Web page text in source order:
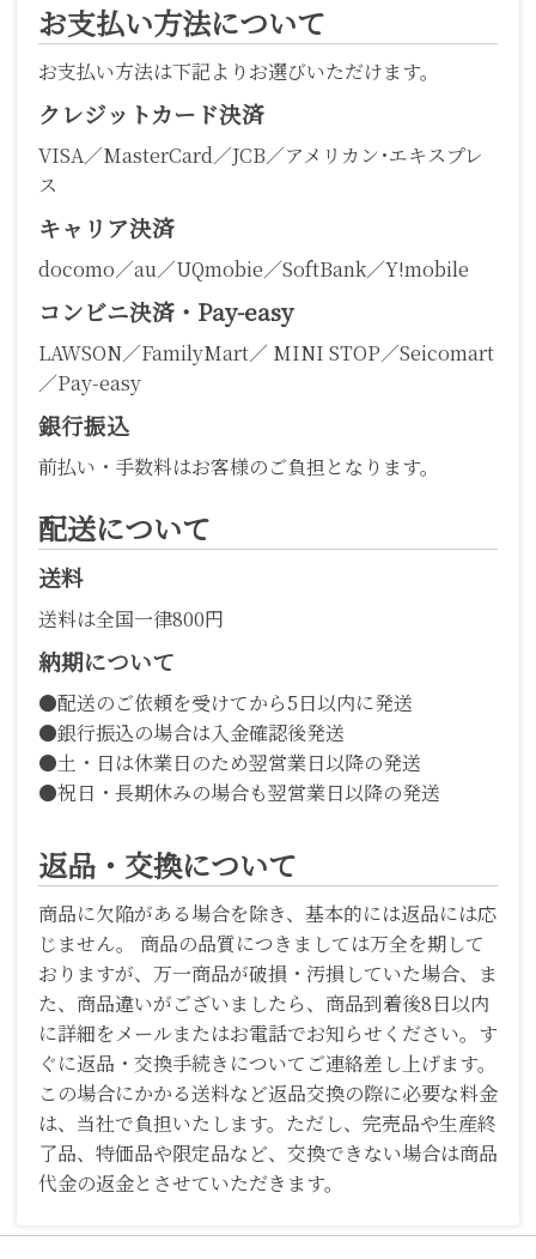
お支払い方法について
お支払い方法は下記よりお選びいただけます。
クレジットカード決済
VISA／MasterCard／JCB／アメリカン･エキスプレ
ス
キャリア決済
docomo／au／UQmobie／SoftBank／Y!mobile
コンビニ決済・Pay-easy
LAWSON／FamilyMart／ MINI STOP／Seicomart
／Pay-easy
銀行振込
前払い・手数料はお客様のご負担となります。
配送について
送料
送料は全国一律800円
納期について
●配送のご依頼を受けてから5日以内に発送
●銀行振込の場合は入金確認後発送
●土・日は休業日のため翌営業日以降の発送
●祝日・長期休みの場合も翌営業日以降の発送
返品・交換について
商品に欠陥がある場合を除き、基本的には返品には応
じません。 商品の品質につきましては万全を期して
おりますが、万一商品が破損・汚損していた場合、ま
た、商品違いがございましたら、商品到着後8日以内
に詳細をメールまたはお電話でお知らせください。す
ぐに返品・交換手続きについてご連絡差し上げます。
この場合にかかる送料など返品交換の際に必要な料金
は、当社で負担いたします。ただし、完売品や生産終
了品、特価品や限定品など、交換できない場合は商品
代金の返金とさせていただきます。